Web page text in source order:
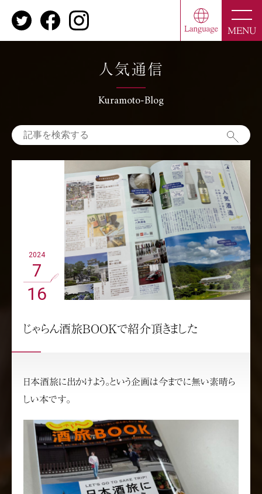
MENU
人気通信
Kuramoto-Blog
2024
7
16
じゃらん酒旅BOOKで紹介頂きました
日本酒旅に出かけよう。という企画は今までに無い素晴ら
しい本です。